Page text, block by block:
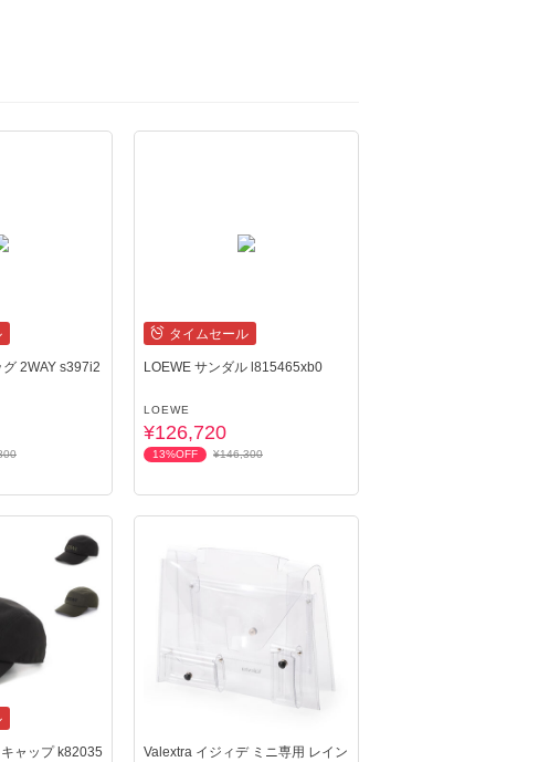
2WAY s397i2
タイムセール
LOEWE サンダル l815465xb0
LOEWE
¥126,720
13%OFF ¥146,300
ャップ k82035
Valextra イジィデ ミニ専用 レイン